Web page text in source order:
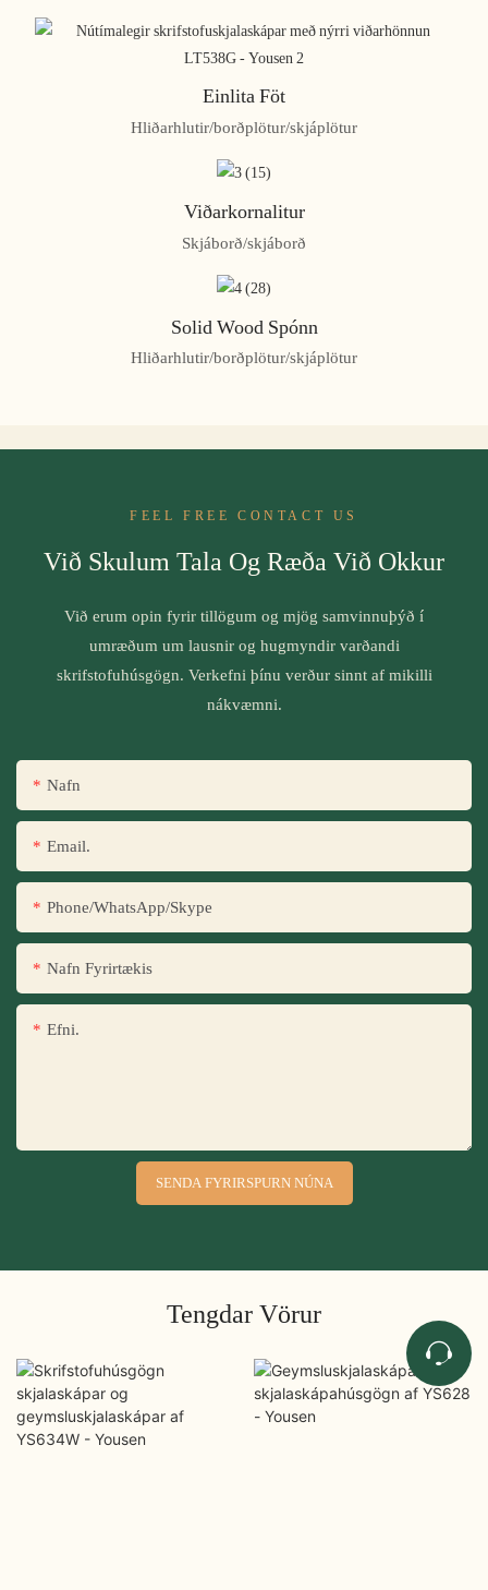
Einlita Föt
Hliðarhlutir/borðplötur/skjáplötur
Viðarkornalitur
Skjáborð/skjáborð
Solid Wood Spónn
Hliðarhlutir/borðplötur/skjáplötur
FEEL FREE CONTACT US
Við Skulum Tala Og Ræða Við Okkur
Við erum opin fyrir tillögum og mjög samvinnuþýð í
umræðum um lausnir og hugmyndir varðandi
skrifstofuhúsgögn. Verkefni þínu verður sinnt af mikilli
nákvæmni.
Nafn
Email.
Phone/WhatsApp/Skype
Nafn Fyrirtækis
Efni.
SENDA FYRIRSPURN NÚNA
Tengdar Vörur